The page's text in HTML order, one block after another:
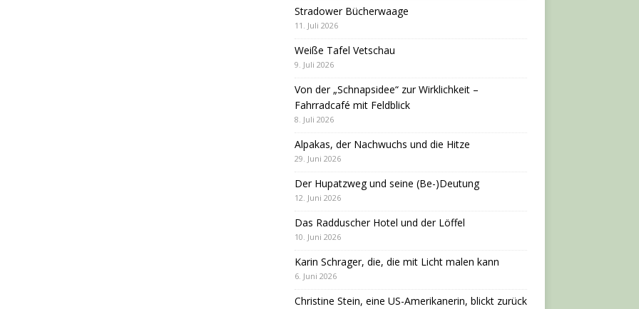
Stradower Bücherwaage
11. Juli 2026
Weiße Tafel Vetschau
9. Juli 2026
Von der „Schnapsidee“ zur Wirklichkeit –
Fahrradcafé mit Feldblick
8. Juli 2026
Alpakas, der Nachwuchs und die Hitze
29. Juni 2026
Der Hupatzweg und seine (Be-)Deutung
12. Juni 2026
Das Radduscher Hotel und der Löffel
10. Juni 2026
Karin Schrager, die, die mit Licht malen kann
6. Juni 2026
Christine Stein, eine US-Amerikanerin, blickt zurück